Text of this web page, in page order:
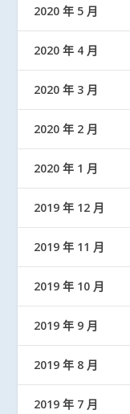
2020 年 5 月
2020 年 4 月
2020 年 3 月
2020 年 2 月
2020 年 1 月
2019 年 12 月
2019 年 11 月
2019 年 10 月
2019 年 9 月
2019 年 8 月
2019 年 7 月